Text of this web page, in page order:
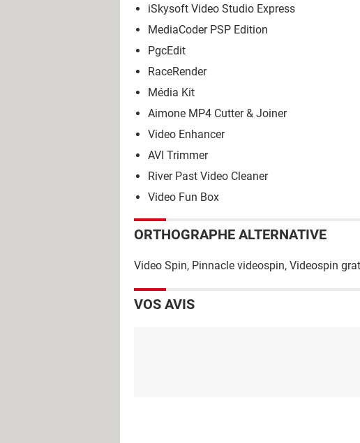
iSkysoft Video Studio Express
MediaCoder PSP Edition
PgcEdit
RaceRender
Média Kit
Aimone MP4 Cutter & Joiner
Video Enhancer
AVI Trimmer
River Past Video Cleaner
Video Fun Box
ORTHOGRAPHE ALTERNATIVE
Video Spin, Pinnacle videospin, Videospin
VOS AVIS